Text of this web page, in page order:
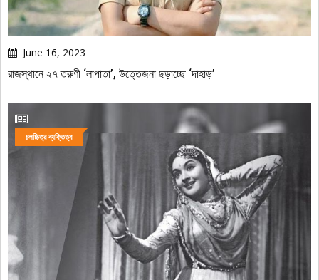
June 16, 2023
রাজস্থানে ২৭ তরুণী ‘লাপাতা’, উত্তেজনা ছড়াচ্ছে ‘দাহাড়’
চলচ্চিত্র ব্যক্তিত্ব